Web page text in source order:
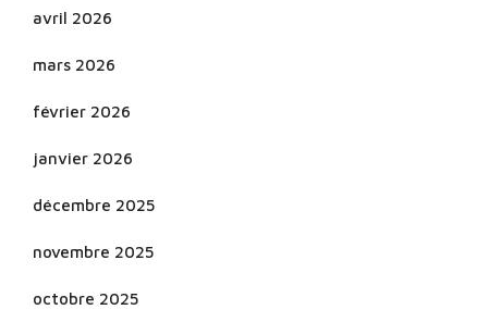
avril 2026
mars 2026
février 2026
janvier 2026
décembre 2025
novembre 2025
octobre 2025